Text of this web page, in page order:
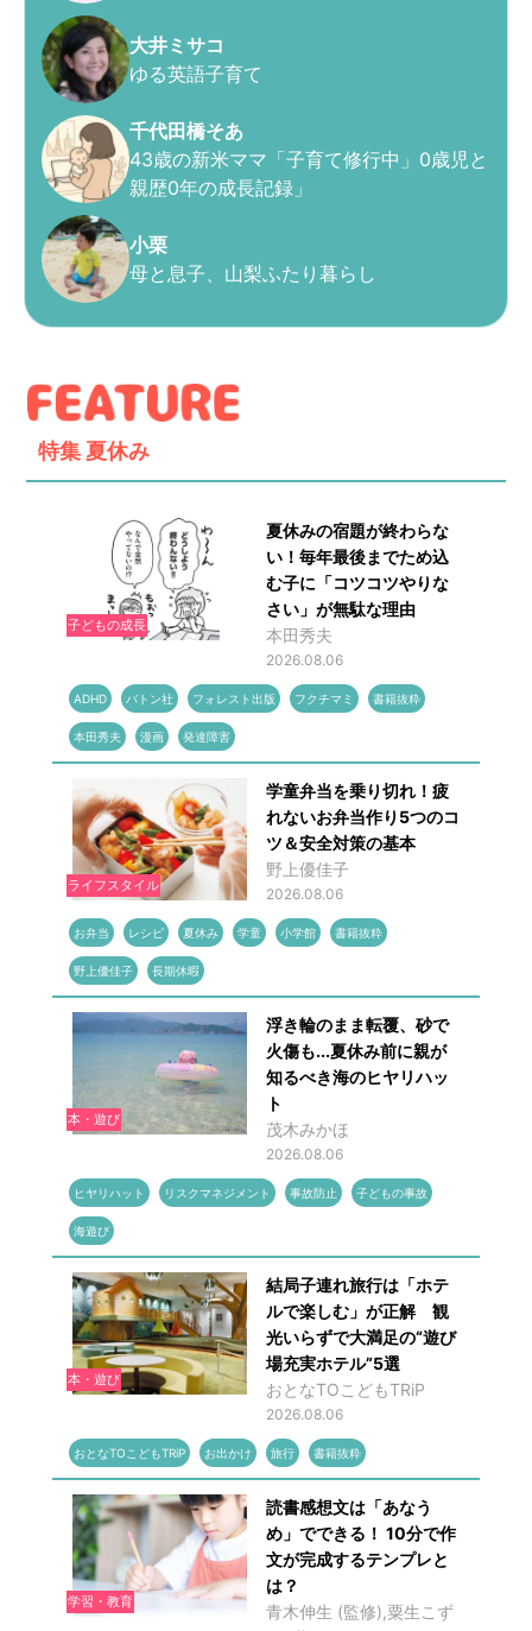
大井ミサコ
ゆる英語子育て
千代田橋そあ
43歳の新米ママ「子育て修行中」0歳児と
親歴0年の成長記録」
小栗
母と息子、山梨ふたり暮らし
特集 夏休み
子どもの成長
夏休みの宿題が終わらな
い！毎年最後までため込
む子に「コツコツやりな
さい」が無駄な理由
本田秀夫
2026.08.06
ADHD バトン社 フォレスト出版 フクチマミ 書籍抜粋
本田秀夫 漫画 発達障害
ライフスタイル
学童弁当を乗り切れ！疲
れないお弁当作り5つのコ
ツ＆安全対策の基本
野上優佳子
2026.08.06
お弁当 レシピ 夏休み 学童 小学館 書籍抜粋
野上優佳子 長期休暇
本・遊び
浮き輪のまま転覆、砂で
火傷も...夏休み前に親が
知るべき海のヒヤリハッ
ト
茂木みかほ
2026.08.06
ヒヤリハット リスクマネジメント 事故防止 子どもの事故
海遊び
本・遊び
結局子連れ旅行は「ホテ
ルで楽しむ」が正解 観
光いらずで大満足の“遊び
場充実ホテル”5選
おとなTOこどもTRiP
2026.08.06
おとなTOこどもTRiP お出かけ 旅行 書籍抜粋
学習・教育
読書感想文は「あなう
め」でできる！ 10分で作
文が完成するテンプレと
は？
青木伸生 (監修),粟生こず